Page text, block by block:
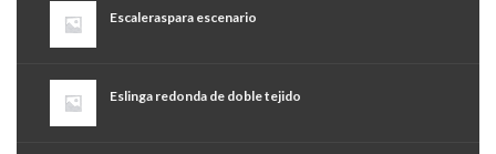
Escaleraspara escenario
Eslinga redonda de doble tejido